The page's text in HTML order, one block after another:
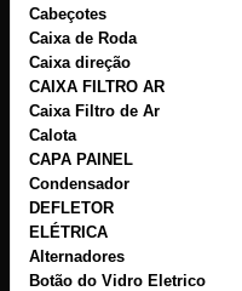
Cabeçotes
Caixa de Roda
Caixa direção
CAIXA FILTRO AR
Caixa Filtro de Ar
Calota
CAPA PAINEL
Condensador
DEFLETOR
ELÉTRICA
Alternadores
Botão do Vidro Eletrico